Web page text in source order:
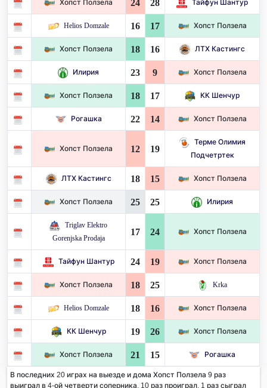
Хопст Ползела 24 28 Тайфун Шантур
Helios Domzale 16 17 Хопст Ползела
Хопст Ползела 18 16 ЛТХ Кастингс
Илирия 23 9 Хопст Ползела
Хопст Ползела 18 17 КК Шенчур
Рогашка 22 14 Хопст Ползела
Хопст Ползела 12 19
Терме Олимия
Подчетртек
ЛТХ Кастингс 18 15 Хопст Ползела
Хопст Ползела 25 25 Илирия
Triglav Elektro
Gorenjska Prodaja
17 24 Хопст Ползела
Тайфун Шантур 24 19 Хопст Ползела
Хопст Ползела 18 25 Krka
Helios Domzale 18 16 Хопст Ползела
КК Шенчур 19 26 Хопст Ползела
Хопст Ползела 21 15 Рогашка
В последних 20 играх на выезде и дома Хопст Ползела 9 раз
выиграл в 4-ой четверти соперника. 10 раз проиграл, 1 раз сыграл